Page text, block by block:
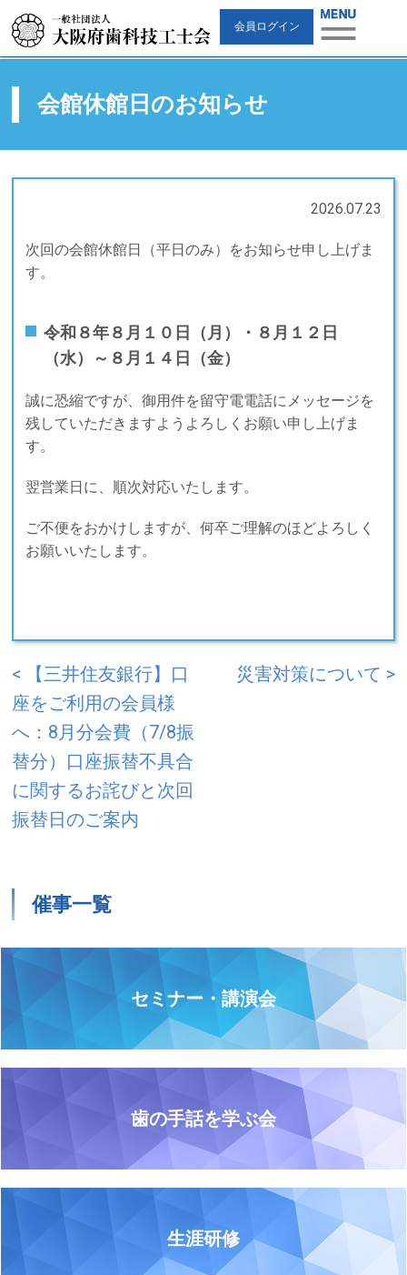
会員ログイン
会館休館日のお知らせ
2026.07.23
次回の会館休館日（平日のみ）をお知らせ申し上げま
す。
令和８年８月１０日（月）・８月１２日
（水）～８月１４日（金）
誠に恐縮ですが、御用件を留守電電話にメッセージを
残していただきますようよろしくお願い申し上げま
す。
翌営業日に、順次対応いたします。
ご不便をおかけしますが、何卒ご理解のほどよろしく
お願いいたします。
災害対策について >
< 【三井住友銀行】口
座をご利用の会員様
へ：8月分会費（7/8振
替分）口座振替不具合
に関するお詫びと次回
振替日のご案内
催事一覧
セミナー・講演会
歯の手話を学ぶ会
生涯研修